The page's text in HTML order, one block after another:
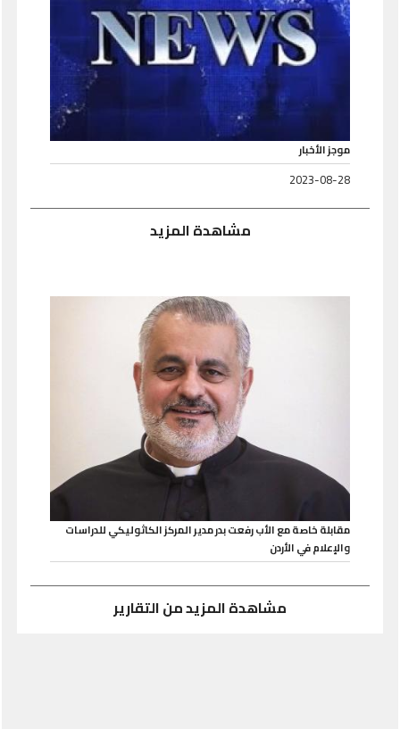
موجز الأخبار
2023-08-28
مشاهدة المزيد
مقابلة خاصة مع الأب رفعت بدر مدير المركز الكاثوليكي للدراسات
والإعلام في الأردن
مشاهدة المزيد من التقارير